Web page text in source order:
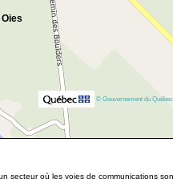
© Gouvernement du Québec
secteur où les voies de communications